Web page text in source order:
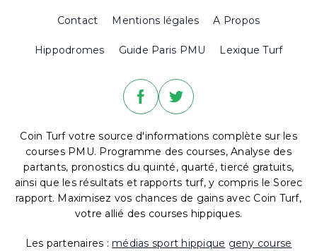
Contact Mentions légales A Propos
Hippodromes Guide Paris PMU Lexique Turf
Coin Turf votre source d'informations complète sur les
courses PMU. Programme des courses, Analyse des
partants, pronostics du quinté, quarté, tiercé gratuits,
ainsi que les résultats et rapports turf, y compris le Sorec
rapport. Maximisez vos chances de gains avec Coin Turf,
votre allié des courses hippiques.
Les partenaires : médias sport hippique geny course